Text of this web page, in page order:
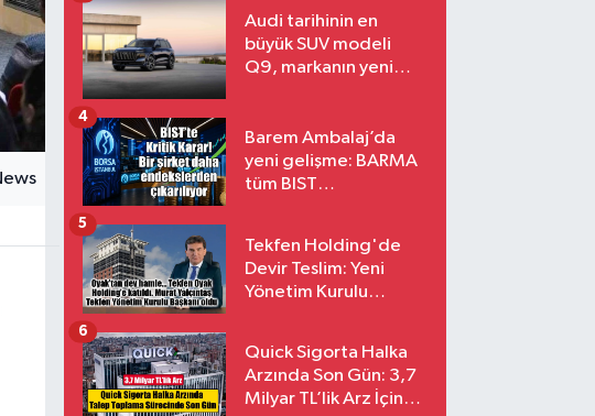
Audi tarihinin en
büyük SUV modeli
Q9, markanın yeni
Barem Ambalaj’da
yeni gelişme: BARMA
tüm BIST
4
Tekfen Holding'de
Devir Teslim: Yeni
Yönetim Kurulu
5
Quick Sigorta Halka
Arzında Son Gün: 3,7
Milyar TL’lik Arz İçin
6